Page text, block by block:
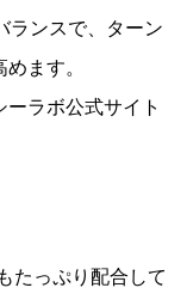
ランスで、ターン
ます。
ラボ公式サイト
たっぷり配合して